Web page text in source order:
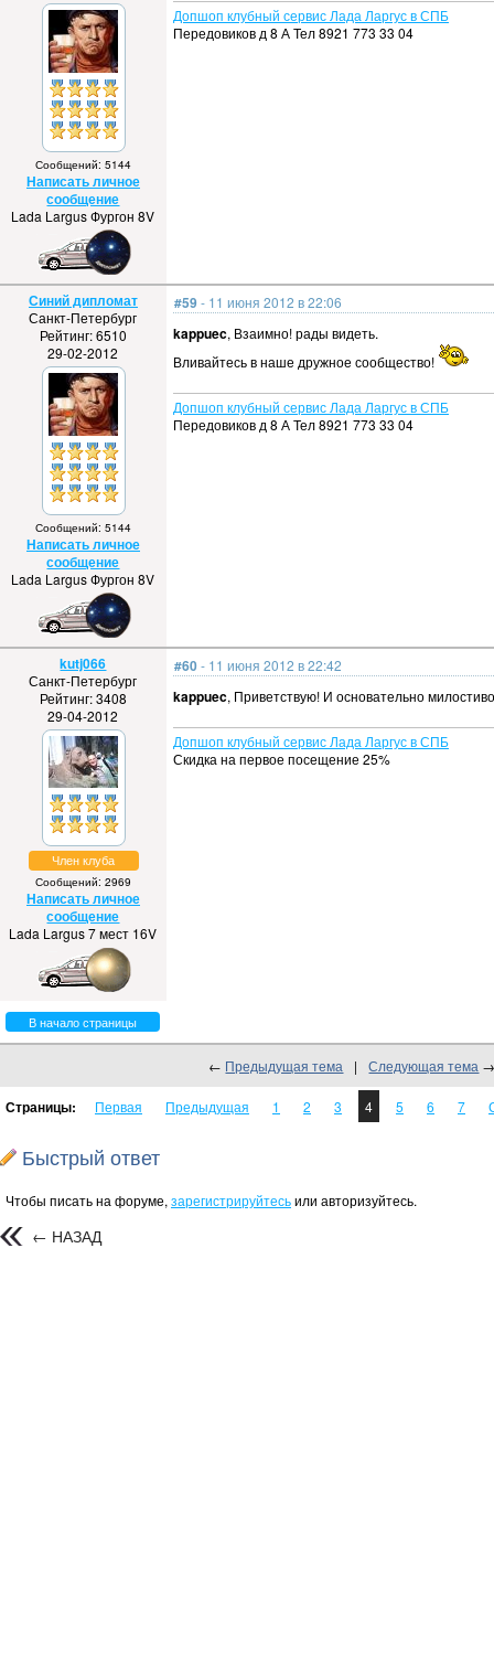
Сообщений: 5144
Написать личное
сообщение
Lada Largus Фургон 8V
Допшоп клубный сервис Лада Ларгус в СПБ
Передовиков д 8 А Тел 8921 773 33 04
Синий дипломат
Санкт-Петербург
Рейтинг: 6510
29-02-2012
Сообщений: 5144
Написать личное
сообщение
Lada Largus Фургон 8V
#59- 11 июня 2012 в 22:06
kappuec, Взаимно! рады видеть.
Вливайтесь в наше дружное сообщество!
Допшоп клубный сервис Лада Ларгус в СПБ
Передовиков д 8 А Тел 8921 773 33 04
kutj066
Санкт-Петербург
Рейтинг: 3408
29-04-2012
Член клуба
Сообщений: 2969
Написать личное
сообщение
Lada Largus 7 мест 16V
#60- 11 июня 2012 в 22:42
kappuec, Приветствую! И основательно
Допшоп клубный сервис Лада Ларгус в СПБ
Скидка на первое посещение 25%
В начало страницы
← Предыдущая тема | Следующая тема
Страницы: Первая Предыдущая 1 2 3 4 5 6 7
Быстрый ответ
Чтобы писать на форуме, зарегистрируйтесьили авторизуйтесь.
← НАЗАД